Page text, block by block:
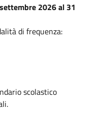
2026 al 31
di frequenza:
scolastico